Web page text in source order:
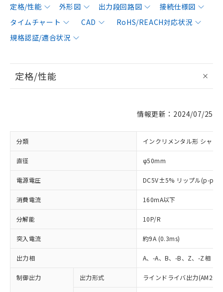
定格/性能 外形図 出力段回路図
接続仕様図
タイムチャート
CAD
RoHS/REACH対応状況
規格認証/適合状況
定格/性能
情報更新：2024/07/25
分類 インクリメンタル形 シャフ
直径 φ50mm
電源電圧 DC5V±5% リップル(p-
消費電流 160mA以下
分解能 10P/R
突入電流 約9A (0.3ms)
出力相 A、-A、B、-B、Z、-Z相
制御出力 出力形式 ラインドライバ出力